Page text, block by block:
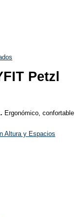
Petzl
Ergonómico, confortable
Altura y Espacios